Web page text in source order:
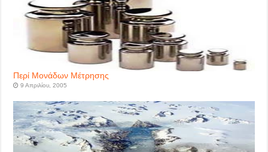
Περί Μονάδων Μέτρησης
9 Απριλίου, 2005